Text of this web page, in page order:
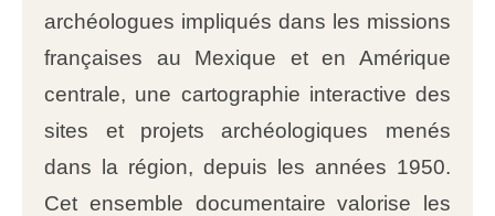
archéologues impliqués dans les missions
françaises au Mexique et en Amérique
centrale, une cartographie interactive des
sites et projets archéologiques menés
dans la région, depuis les années 1950.
Cet ensemble documentaire valorise les